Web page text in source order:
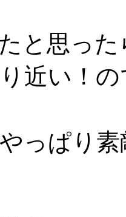
と思っ
近い！
っぱり